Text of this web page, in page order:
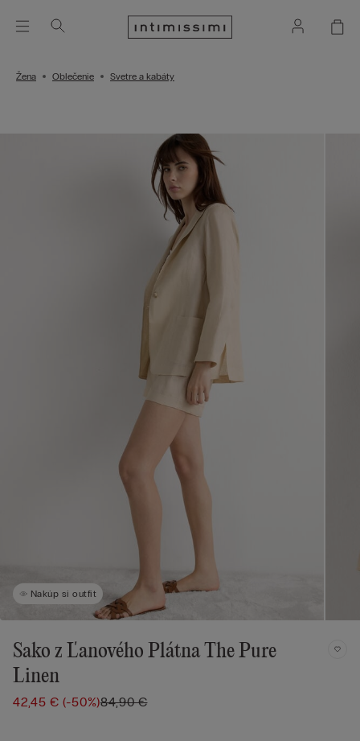
Žena Oblečenie Svetre a kabáty
Nakúp si outfit
Sako z Ľanového Plátna The Pure
Linen
42,45 €(-50%)84,90 €